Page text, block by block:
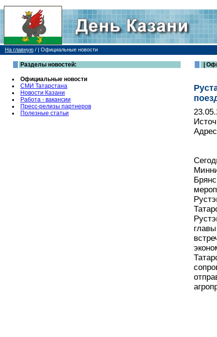
На главную / | Официальные новости
Разделы новостей:
Официальные новости
СМИ Татарстана
Новости Казани
Работа - вакансии
Пресс-релизы партнеров
Полезные статьи
|